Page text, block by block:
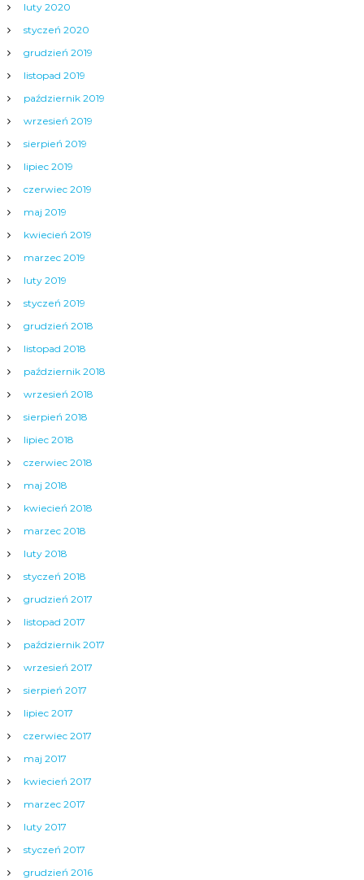
luty 2020
styczeń 2020
grudzień 2019
listopad 2019
październik 2019
wrzesień 2019
sierpień 2019
lipiec 2019
czerwiec 2019
maj 2019
kwiecień 2019
marzec 2019
luty 2019
styczeń 2019
grudzień 2018
listopad 2018
październik 2018
wrzesień 2018
sierpień 2018
lipiec 2018
czerwiec 2018
maj 2018
kwiecień 2018
marzec 2018
luty 2018
styczeń 2018
grudzień 2017
listopad 2017
październik 2017
wrzesień 2017
sierpień 2017
lipiec 2017
czerwiec 2017
maj 2017
kwiecień 2017
marzec 2017
luty 2017
styczeń 2017
grudzień 2016